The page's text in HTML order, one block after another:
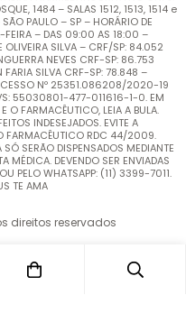
1484 – SALAS 1512, 1513, 1514 e
PAULO – SP – HORÁRIO DE
FEIRA – DAS 09:00 AS 18:00 –
OLIVEIRA SILVA – CRF/SP: 84.052
NEVES CRF-SP: 86.753
FARIA SILVA CRF-SP: 78.848 –
Nº 25351.086208/2020-19
55030801-477-011616-1-0. EM
O FARMACÊUTICO, LEIA A BULA.
INDESEJADOS. EVITE A
FARMACÊUTICO RDC 44/2009.
SERÃO DISPENSADOS MEDIANTE
MÉDICA. DEVENDO SER ENVIADAS
PELO WHATSAPP: (11) 3399-7011.
TE AMA
direitos reservados